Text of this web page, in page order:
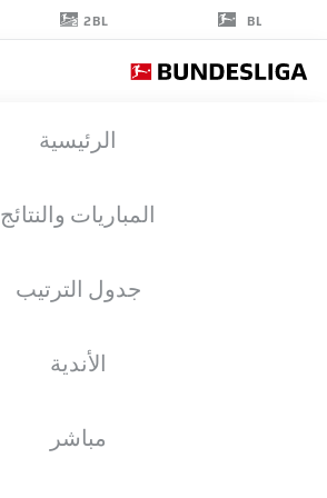
BL
2BL
الرئيسية
المباريات والنتائج
جدول الترتيب
الأندية
مباشر
BORUSSIA MÖNCHENGLADBACH